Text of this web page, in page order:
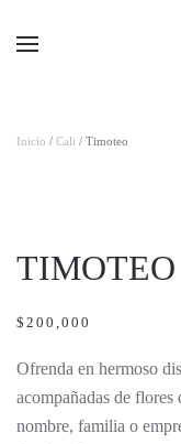
Inicio / Cali / Timoteo
TIMOTEO
$ 200,000
Ofrenda en hermoso
acompañadas de flores
nombre, familia o